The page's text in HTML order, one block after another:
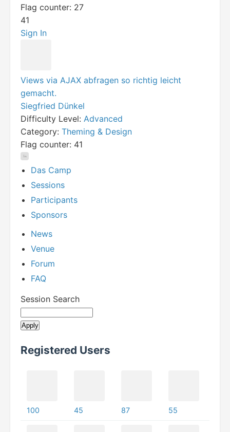
Flag counter: 27
41
Sign In
Views via AJAX abfragen so richtig leicht
gemacht.
Siegfried Dünkel
Difficulty Level: Advanced
Category: Theming & Design
Flag counter: 41
Das Camp
Sessions
Participants
Sponsors
News
Venue
Forum
FAQ
Session Search
Registered Users
100 45 87 55